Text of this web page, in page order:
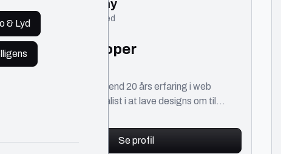
& Lyd
Ringsted
Web Developer
IT
Hej. Jeg har mere end 20 års erfaring i web
udvikling, er specialist i at lave designs om til
Se profil